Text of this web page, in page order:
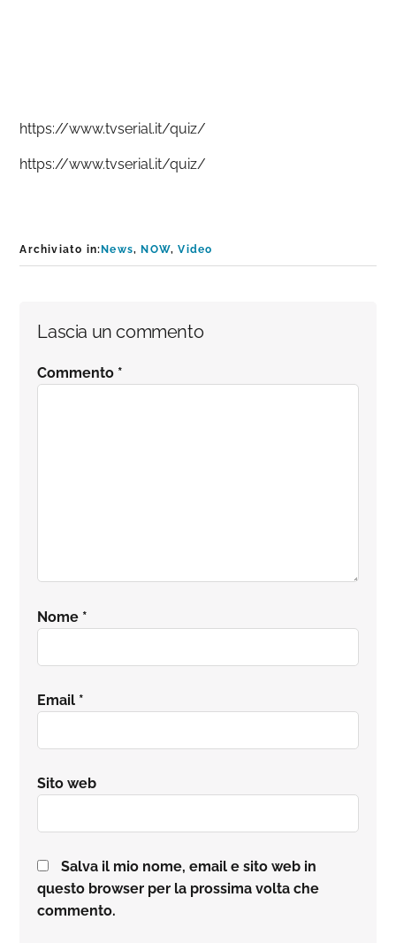
https://www.tvserial.it/quiz/
https://www.tvserial.it/quiz/
Archiviato in: News, NOW,Video
Interazioni
del
Lascia un commento
Commento *
Nome *
Email *
Sito web
Salva il mio nome, email e sito web in
questo browser per la prossima volta che
commento.